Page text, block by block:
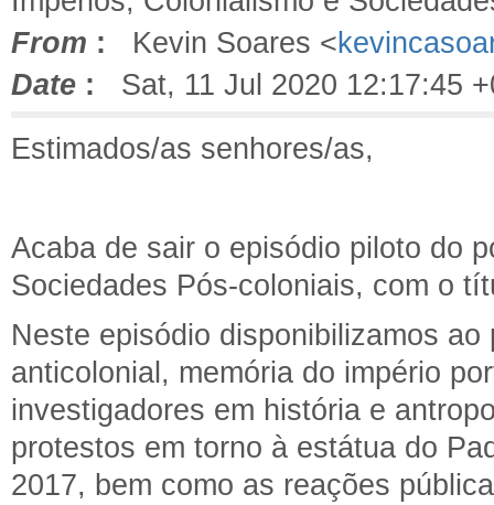
From : Kevin Soares <
Date : Sat, 11 Jul 2020 12:17:45
Estimados/as senhores/as,
Acaba de sair o episódio piloto do
Sociedades Pós-coloniais, com o
Neste episódio disponibilizamos
anticolonial, memória do império
investigadores em história e
protestos em torno à estátua do
2017, bem como as reações